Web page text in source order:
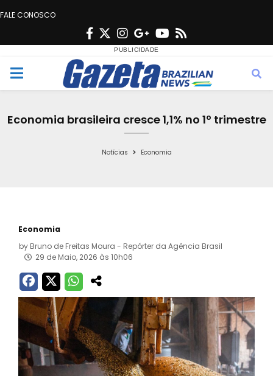
FALE CONOSCO
F
c
e
o
T
w
i
t
e
n
s
t
g
G
o
o
g
e
Y
u
t
b
s
M
Economia brasileira cresce 1,1% no 1º trimestre
Notícias Economia
Economia
by Bruno de Freitas Moura - Repórter da Agência Brasil
29 de Maio, 2026 às 10h06